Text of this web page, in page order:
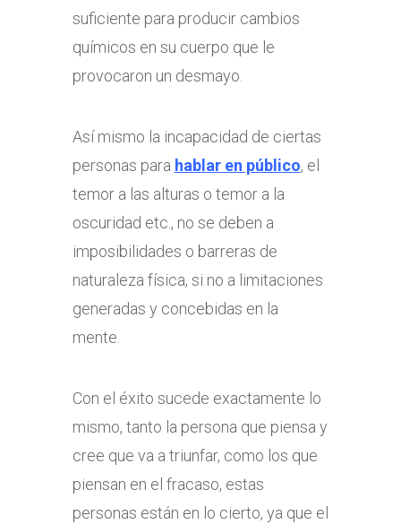
suficiente para producir cambios
químicos en su cuerpo que le
provocaron un desmayo.
Así mismo la incapacidad de ciertas
personas para hablar en público, el
temor a las alturas o temor a la
oscuridad etc., no se deben a
imposibilidades o barreras de
naturaleza física, si no a limitaciones
generadas y concebidas en la
mente.
Con el éxito sucede exactamente lo
mismo, tanto la persona que piensa y
cree que va a triunfar, como los que
piensan en el fracaso, estas
personas están en lo cierto, ya que el